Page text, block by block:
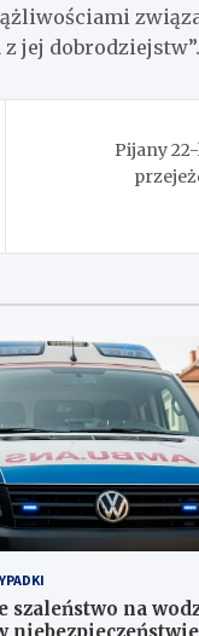
jej dobrodziejstw”.
Pijany
szaleństwo na